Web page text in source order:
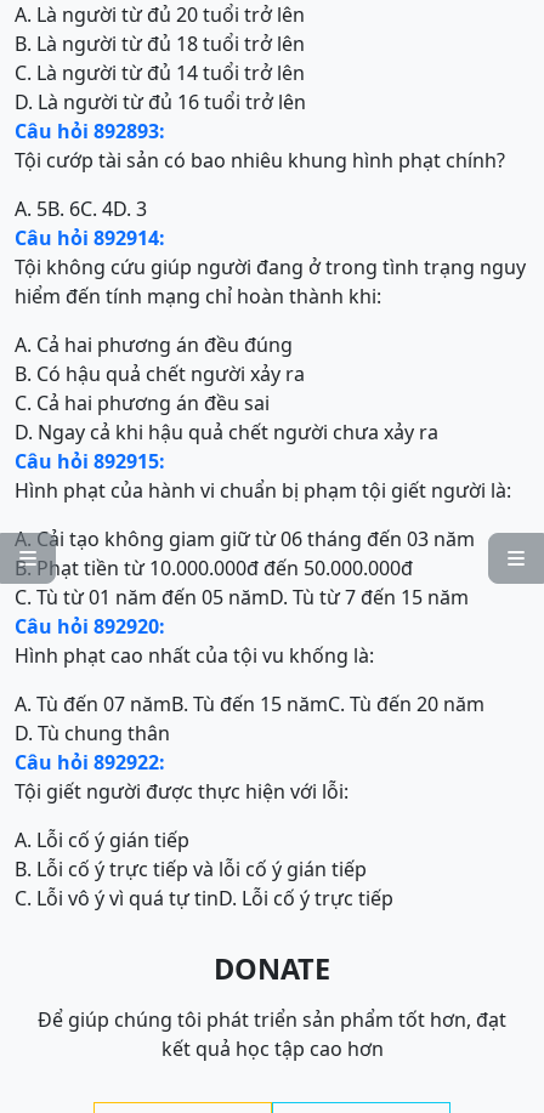


A. Là người từ đủ 20 tuổi trở lên
B. Là người từ đủ 18 tuổi trở lên
C. Là người từ đủ 14 tuổi trở lên
D. Là người từ đủ 16 tuổi trở lên
Câu hỏi 892893:
Tội cướp tài sản có bao nhiêu khung hình phạt chính?
A. 5B. 6C. 4D. 3
Câu hỏi 892914:
Tội không cứu giúp người đang ở trong tình trạng nguy
hiểm đến tính mạng chỉ hoàn thành khi:
A. Cả hai phương án đều đúng
B. Có hậu quả chết người xảy ra
C. Cả hai phương án đều sai
D. Ngay cả khi hậu quả chết người chưa xảy ra
Câu hỏi 892915:
Hình phạt của hành vi chuẩn bị phạm tội giết người là:
A. Cải tạo không giam giữ từ 06 tháng đến 03 năm
B. Phạt tiền từ 10.000.000đ đến 50.000.000đ
C. Tù từ 01 năm đến 05 nămD. Tù từ 7 đến 15 năm
Câu hỏi 892920:
Hình phạt cao nhất của tội vu khống là:
A. Tù đến 07 nămB. Tù đến 15 nămC. Tù đến 20 năm
D. Tù chung thân
Câu hỏi 892922:
Tội giết người được thực hiện với lỗi:
A. Lỗi cố ý gián tiếp
B. Lỗi cố ý trực tiếp và lỗi cố ý gián tiếp
C. Lỗi vô ý vì quá tự tinD. Lỗi cố ý trực tiếp
DONATE
Để giúp chúng tôi phát triển sản phẩm tốt hơn, đạt
kết quả học tập cao hơn